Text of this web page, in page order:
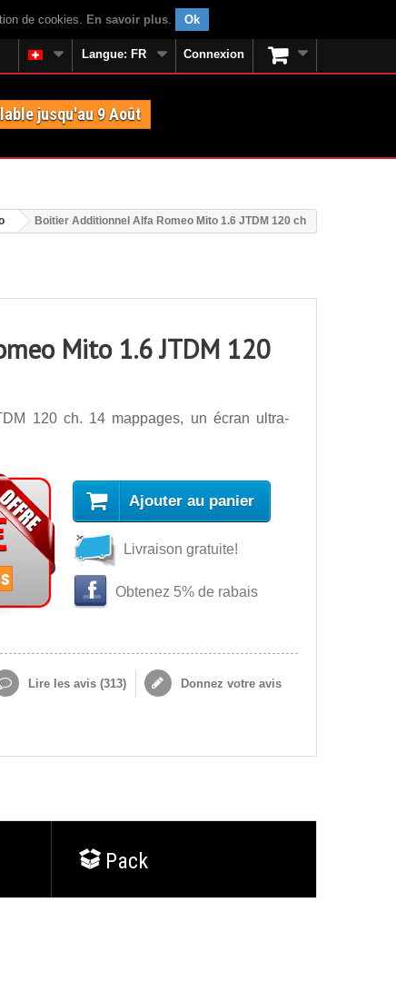
de cookies. En savoir plus. Ok
Connexion
Langue: FR
jusqu'au 9 Août
Boitier Additionnel Alfa Romeo Mito 1.6 JTDM 120 ch
Mito 1.6 JTDM 120
120 ch. 14 mappages, un écran ultra-
Ajouter au panier
Livraison gratuite!
Obtenez 5% de rabais
Lire les avis (313) Donnez votre avis
Pack